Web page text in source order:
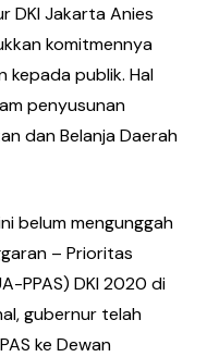
DKI Jakarta Anies
komitmennya
kepada publik. Hal
penyusunan
dan Belanja Daerah
belum mengunggah
– Prioritas
PPAS) DKI 2020 di
gubernur telah
ke Dewan